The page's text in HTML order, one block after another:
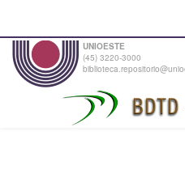
UNIOESTE
(45) 3220-3000